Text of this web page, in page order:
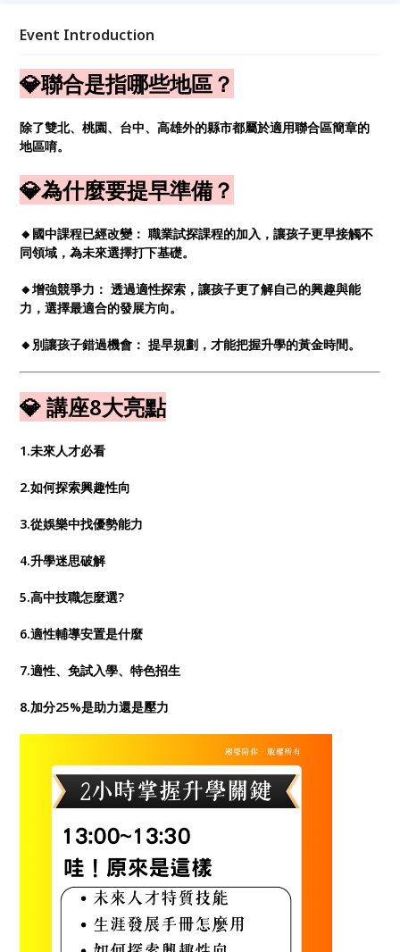
興趣性向的的免費方法 2.善用各升學管道優勢，進入符
條不看會考成績的專屬升學管道-適性輔導安置！
Event Introduction
💎聯合是指哪些地區？
除了雙北、桃園、台中、高雄外的縣市都屬於適用聯合區簡章的
地區唷。
💎為什麼要提早準備？
🔸國中課程已經改變： 職業試探課程的加入，讓孩子更早接觸不
同領域，為未來選擇打下基礎。
🔸增強競爭力： 透過適性探索，讓孩子更了解自己的興趣與能
力，選擇最適合的發展方向。
🔸別讓孩子錯過機會： 提早規劃，才能把握升學的黃金時間。
💎 講座8大亮點
1.未來人才必看
2.如何探索興趣性向
3.從娛樂中找優勢能力
4.升學迷思破解
5.高中技職怎麼選?
6.適性輔導安置是什麼
7.適性、免試入學、特色招生
8.加分25%是助力還是壓力